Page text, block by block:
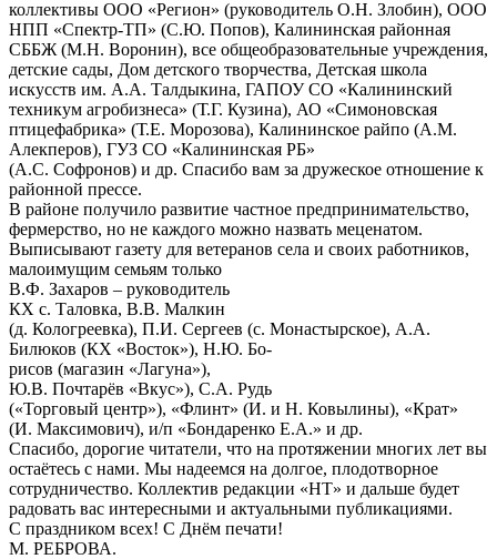
коллективы ООО «Регион» (руководитель О.Н. Злобин), ООО
НПП «Спектр-ТП» (С.Ю. Попов), Калининская районная
СББЖ (М.Н. Воронин), все общеобразовательные учреждения,
детские сады, Дом детского творчества, Детская школа
искусств им. А.А. Талдыкина, ГАПОУ СО «Калининский
техникум агробизнеса» (Т.Г. Кузина), АО «Симоновская
птицефабрика» (Т.Е. Морозова), Калининское райпо (А.М.
Алекперов), ГУЗ СО «Калининская РБ»
(А.С. Софронов) и др. Спасибо вам за дружеское отношение к
районной прессе.
В районе получило развитие частное предпринимательство,
фермерство, но не каждого можно назвать меценатом.
Выписывают газету для ветеранов села и своих работников,
малоимущим семьям только
В.Ф. Захаров – руководитель
КХ с. Таловка, В.В. Малкин
(д. Кологреевка), П.И. Сергеев (с. Монастырское), А.А.
Билюков (КХ «Восток»), Н.Ю. Бо-
рисов (магазин «Лагуна»),
Ю.В. Почтарёв «Вкус»), С.А. Рудь
(«Торговый центр»), «Флинт» (И. и Н. Ковылины), «Крат»
(И. Максимович), и/п «Бондаренко Е.А.» и др.
Спасибо, дорогие читатели, что на протяжении многих лет вы
остаётесь с нами. Мы надеемся на долгое, плодотворное
сотрудничество. Коллектив редакции «НТ» и дальше будет
радовать вас интересными и актуальными публикациями.
С праздником всех! С Днём печати!
М. РЕБРОВА.